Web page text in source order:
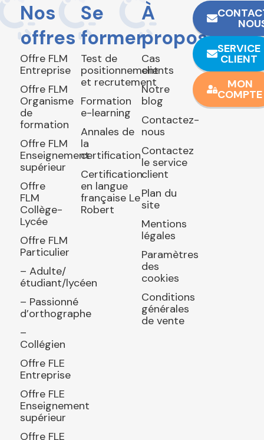
Nos
offres
Offre FLM
Entreprise
Offre FLM
Organisme
de
formation
Offre FLM
Enseignement
supérieur
Offre
FLM
Collège-
Lycée
Offre FLM
Particulier
– Adulte/
étudiant/lycéen
– Passionné
d’orthographe
–
Collégien
Offre FLE
Entreprise
Offre FLE
Enseignement
supérieur
Offre FLE
Se
former
Test de
positionnement
et recrutement
Formation
e-learning
Annales de
la
certification
Certification
en langue
française Le
Robert
À
propos
Cas
clients
Notre
blog
Contactez-
nous
Contactez
le service
client
Plan du
site
Mentions
légales
Paramètres
des
cookies
Conditions
générales
de vente
SERVICE
CLIENT
MON
COMPTE